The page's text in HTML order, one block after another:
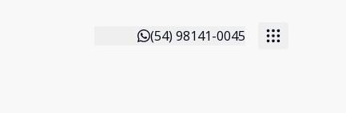
(54) 98141-0045